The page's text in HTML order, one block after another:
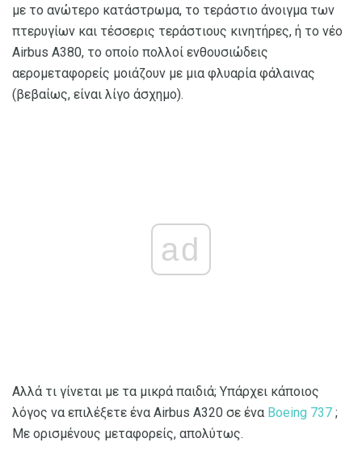
με το ανώτερο κατάστρωμα, το τεράστιο άνοιγμα των
πτερυγίων και τέσσερις τεράστιους κινητήρες, ή το νέο
Airbus A380, το οποίο πολλοί ενθουσιώδεις
αερομεταφορείς μοιάζουν με μια φλυαρία φάλαινας
(βεβαίως, είναι λίγο άσχημο).
ad
Αλλά τι γίνεται με τα μικρά παιδιά; Υπάρχει κάποιος
λόγος να επιλέξετε ένα Airbus A320 σε ένα Boeing 737 ;
Με ορισμένους μεταφορείς, απολύτως.